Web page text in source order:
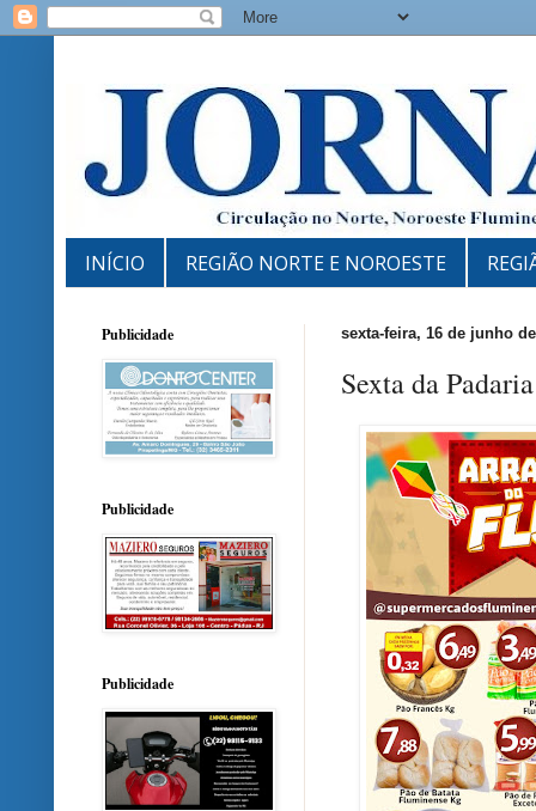
INÍCIO REGIÃO NORTE E NOROESTE
sexta-feira, 16 de junho
Sexta da
Publicidade
Publicidade
Publicidade